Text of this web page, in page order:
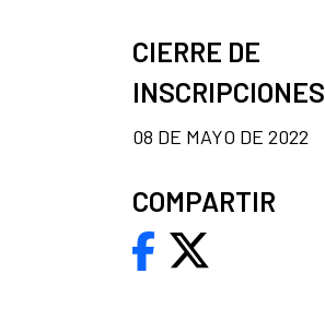
CIERRE DE
INSCRIPCIONES
08 DE MAYO DE 2022
COMPARTIR